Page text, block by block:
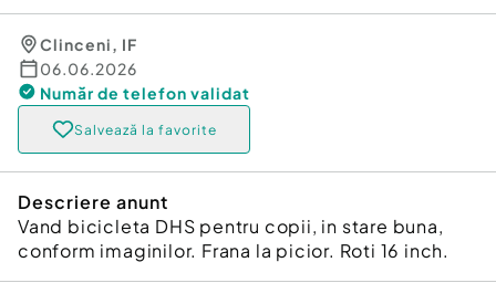
Clinceni, IF
06.06.2026
Număr de telefon validat
Salvează la favorite
Descriere anunt
Vand bicicleta DHS pentru copii, in stare buna,
conform imaginilor. Frana la picior. Roti 16 inch.